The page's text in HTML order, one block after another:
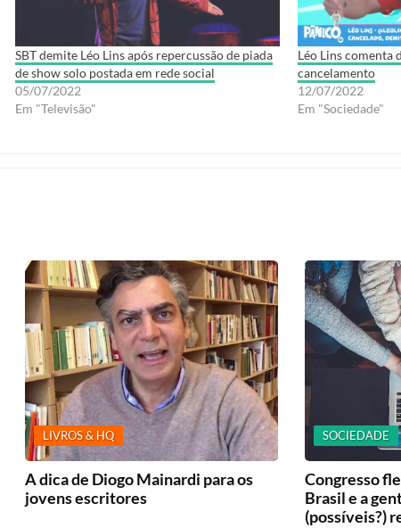
SBT demite Léo Lins após repercussão de piada
de show solo postada em rede social
05/07/2022
Em "Televisão"
Léo Lins comenta
cancelamento
12/07/2022
Em "Sociedade"
LIVROS & HQ
A dica de Diogo Mainardi para os
jovens escritores
SOCIEDADE
Congresso
Brasil e a
(possíveis?)